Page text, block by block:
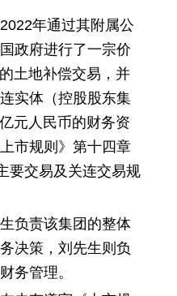
年通过其附属公
政府进行了一宗价
土地补偿交易，并
实体（控股股东集
元人民币的财务资
市规则》第十四章
要交易及关连交易规
负责该集团的整体
决策，刘先生则负
务管理。